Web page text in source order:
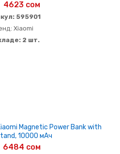
4623 сом
595901
Xiaomi
2 шт.
Magnetic Power Bank with
10000 мАч
6484 сом